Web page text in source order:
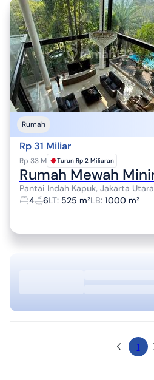
Rumah
Rp 31 Miliar
Rp 33 M Turun Rp 2 Miliaran
Pantai Indah Kapuk, Jakarta Utara
4
6LT: 525 m²LB: 1000 m²
1